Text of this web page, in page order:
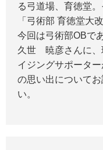
る弓道場、育徳堂
「弓術部 育徳堂大
今回は弓術部OBで
久世 暁彦さんに、
イジングサポータ
の思い出について
い。